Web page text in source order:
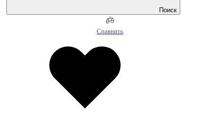
Поиск
Сравнить